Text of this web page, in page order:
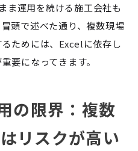
ま運用を続ける施工会社も
頭で述べた通り、複数現場
ためには、Excelに依存し
要になってきます。
の限界：複数
リスクが高い